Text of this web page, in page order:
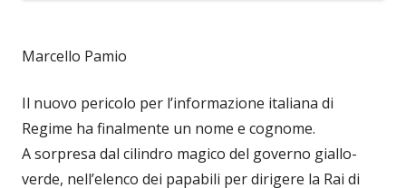
Marcello Pamio
Il nuovo pericolo per l’informazione italiana di
Regime ha finalmente un nome e cognome.
A sorpresa dal cilindro magico del governo giallo-
verde, nell’elenco dei papabili per dirigere la Rai di